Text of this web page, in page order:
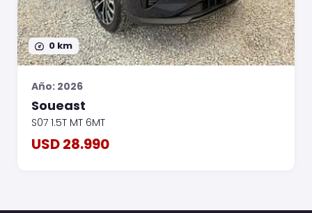
0 km
Año: 2026
Soueast
S07 1.5T MT 6MT
USD 28.990